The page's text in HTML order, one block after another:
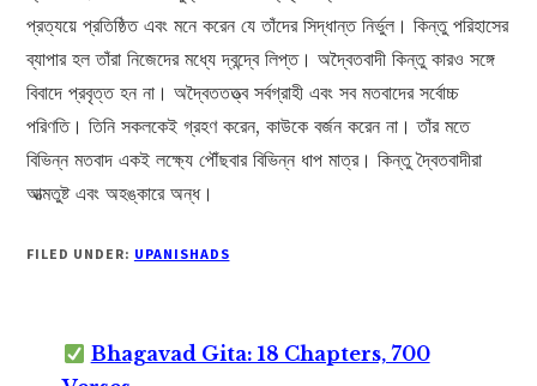
প্রত্যয়ে প্রতিষ্ঠিত এবং মনে করেন যে তাঁদের সিদ্ধান্ত নির্ভুল। কিন্তু পরিহাসের
ব্যাপার হল তাঁরা নিজেদের মধ্যে দ্বন্দ্বে লিপ্ত। অদ্বৈতবাদী কিন্তু কারও সঙ্গে
বিবাদে প্রবৃত্ত হন না। অদ্বৈততত্ত্ব সর্বগ্রাহী এবং সব মতবাদের সর্বোচ্চ
পরিণতি। তিনি সকলকেই গ্রহণ করেন, কাউকে বর্জন করেন না। তাঁর মতে
বিভিন্ন মতবাদ একই লক্ষ্যে পৌঁছবার বিভিন্ন ধাপ মাত্র। কিন্তু দ্বৈতবাদীরা
আত্মতুষ্ট এবং অহঙ্কারে অন্ধ।
FILED UNDER: UPANISHADS
Bhagavad Gita: 18 Chapters, 700